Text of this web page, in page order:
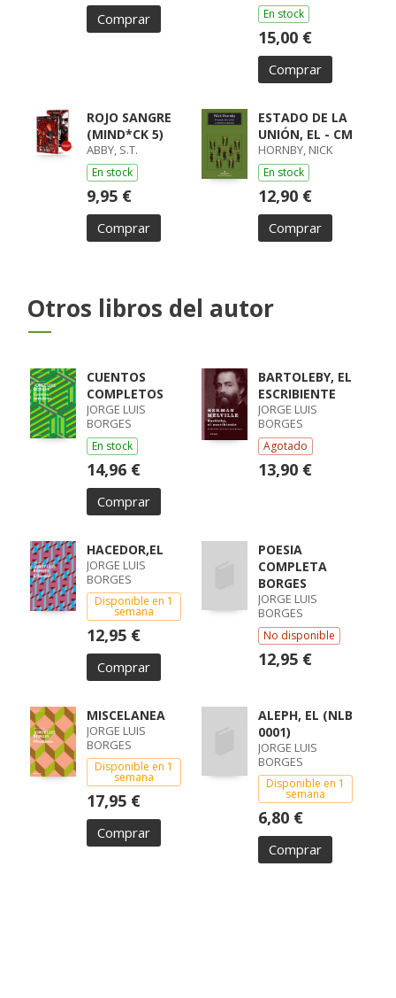
Comprar En stock
15,00 €
Comprar
ROJO SANGRE
(MIND*CK 5)
ABBY, S.T.
En stock
9,95 €
Comprar
ESTADO DE LA
UNIÓN, EL - CM
HORNBY, NICK
En stock
12,90 €
Comprar
Otros libros del autor
CUENTOS
COMPLETOS
JORGE LUIS
BORGES
En stock
14,96 €
Comprar
BARTOLEBY, EL
ESCRIBIENTE
JORGE LUIS
BORGES
Agotado
13,90 €
HACEDOR,EL
JORGE LUIS
BORGES
Disponible en 1
semana
12,95 €
Comprar
POESIA
COMPLETA
BORGES
JORGE LUIS
BORGES
No disponible
12,95 €
MISCELANEA
JORGE LUIS
BORGES
Disponible en 1
semana
17,95 €
Comprar
ALEPH, EL (NLB
0001)
JORGE LUIS
BORGES
Disponible en 1
semana
6,80 €
Comprar